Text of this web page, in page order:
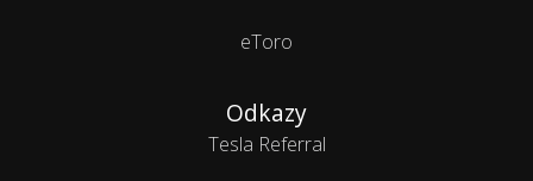
eToro
Odkazy
Tesla Referral